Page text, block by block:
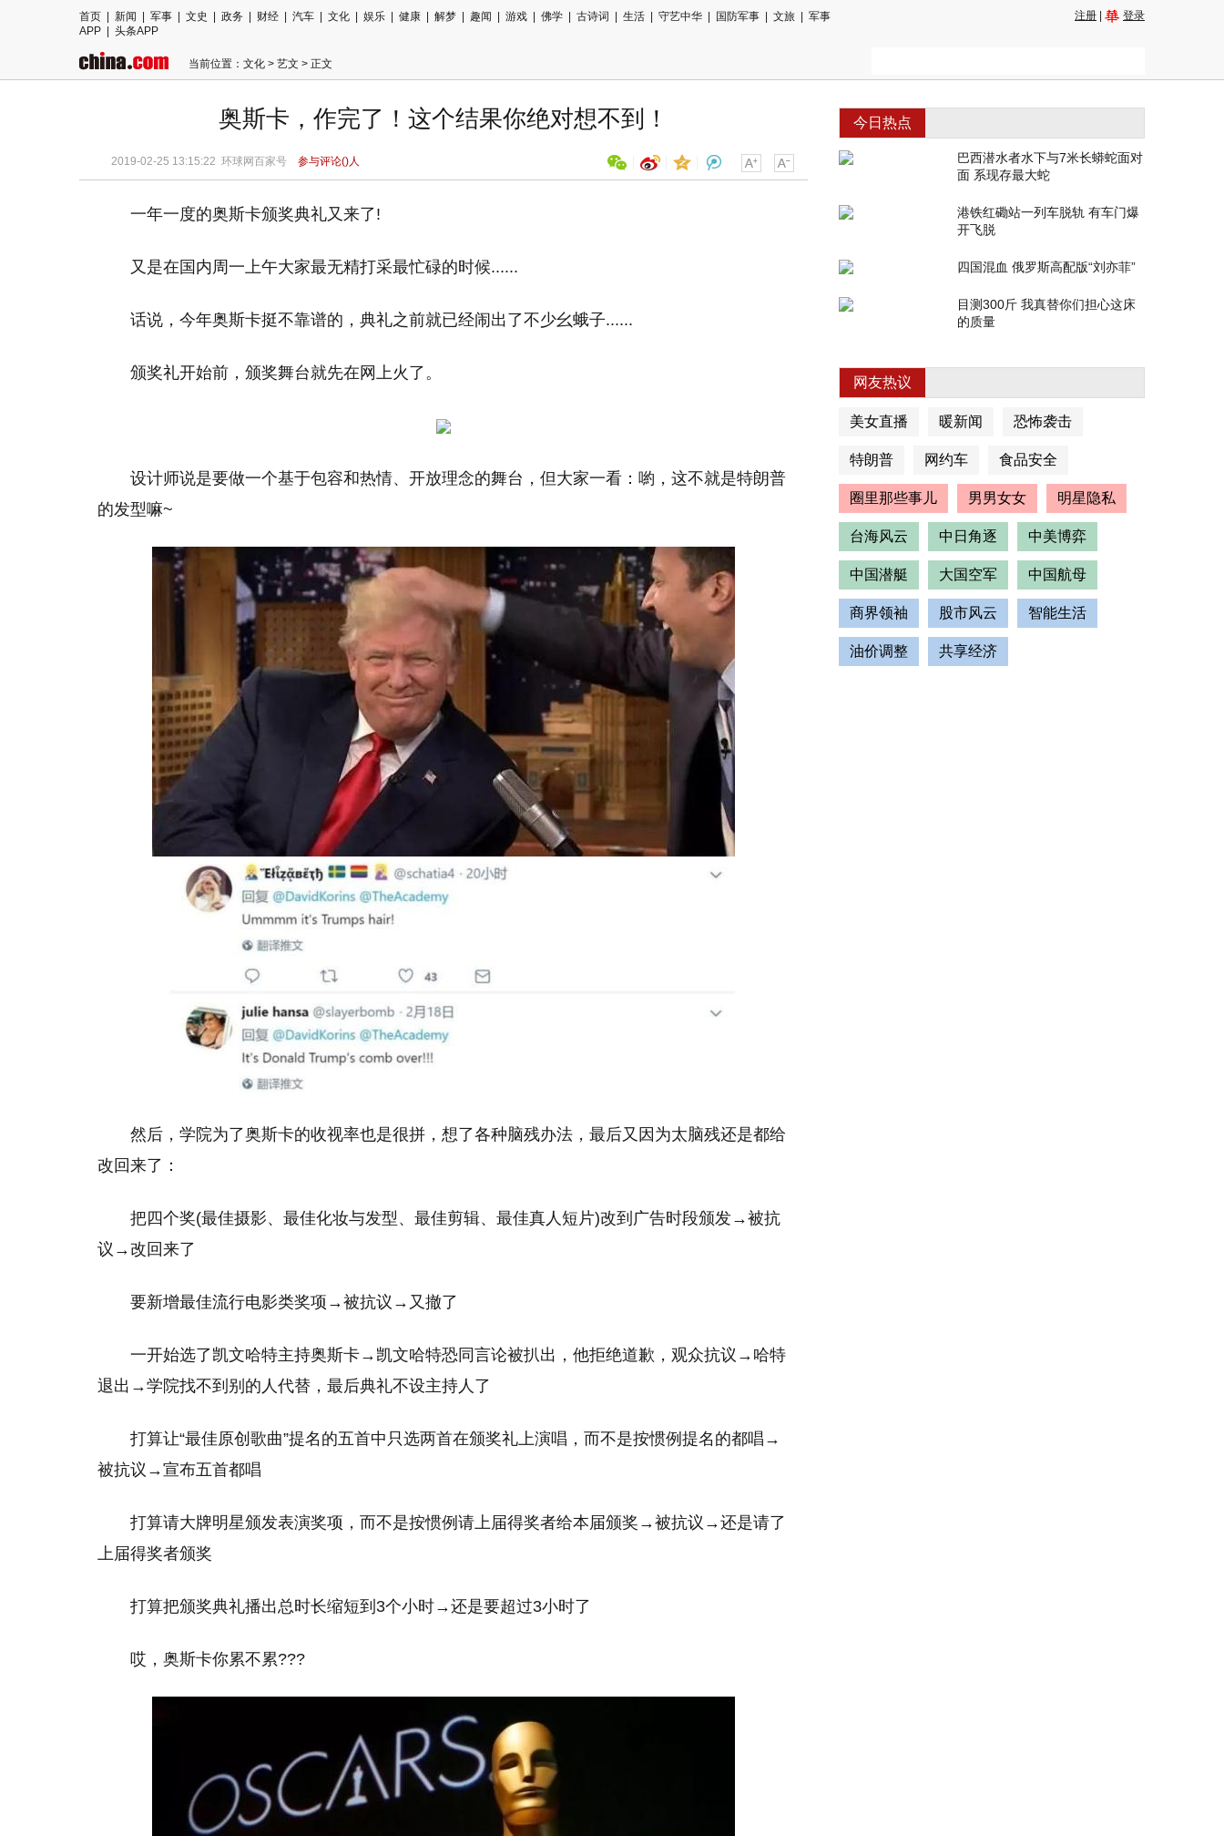
首页 新闻 军事 文史 政务 财经 汽车 文化 娱乐 健康 解梦 趣闻 游戏 佛学 古诗词 生活 守艺中华 国防军事 文旅
军事
APP
头条APP
注册 登录
当前位置： 文化 > 艺文 > 正文
奥斯卡，作完了！这个结果你绝对想不到！
2019-02-25 13:15:22 环球网百家号 参与评论()人
一年一度的奥斯卡颁奖典礼又来了!
又是在国内周一上午大家最无精打采最忙碌的时候......
话说，今年奥斯卡挺不靠谱的，典礼之前就已经闹出了不少幺蛾子......
颁奖礼开始前，颁奖舞台就先在网上火了。
设计师说是要做一个基于包容和热情、开放理念的舞台，但大家一看：喲，这不就是特朗普
的发型嘛~
然后，学院为了奥斯卡的收视率也是很拼，想了各种脑残办法，最后又因为太脑残还是都给
改回来了：
把四个奖(最佳摄影、最佳化妆与发型、最佳剪辑、最佳真人短片)改到广告时段颁发→被抗
议→改回来了
要新增最佳流行电影类奖项→被抗议→又撤了
一开始选了凯文哈特主持奥斯卡→凯文哈特恐同言论被扒出，他拒绝道歉，观众抗议→哈特
退出→学院找不到别的人代替，最后典礼不设主持人了
打算让“最佳原创歌曲”提名的五首中只选两首在颁奖礼上演唱，而不是按惯例提名的都唱→
被抗议→宣布五首都唱
打算请大牌明星颁发表演奖项，而不是按惯例请上届得奖者给本届颁奖→被抗议→还是请了
上届得奖者颁奖
打算把颁奖典礼播出总时长缩短到3个小时→还是要超过3小时了
哎，奥斯卡你累不累???
今日热点
巴西潜水者水下与7米长蟒蛇面对
面 系现存最大蛇
港铁红磡站一列车脱轨 有车门爆
开飞脱
四国混血 俄罗斯高配版“刘亦菲”
目测300斤 我真替你们担心这床
的质量
网友热议
美女直播 暖新闻 恐怖袭击
特朗普 网约车 食品安全
圈里那些事儿 男男女女 明星隐私
台海风云 中日角逐 中美博弈
中国潜艇 大国空军 中国航母
商界领袖 股市风云 智能生活
油价调整 共享经济